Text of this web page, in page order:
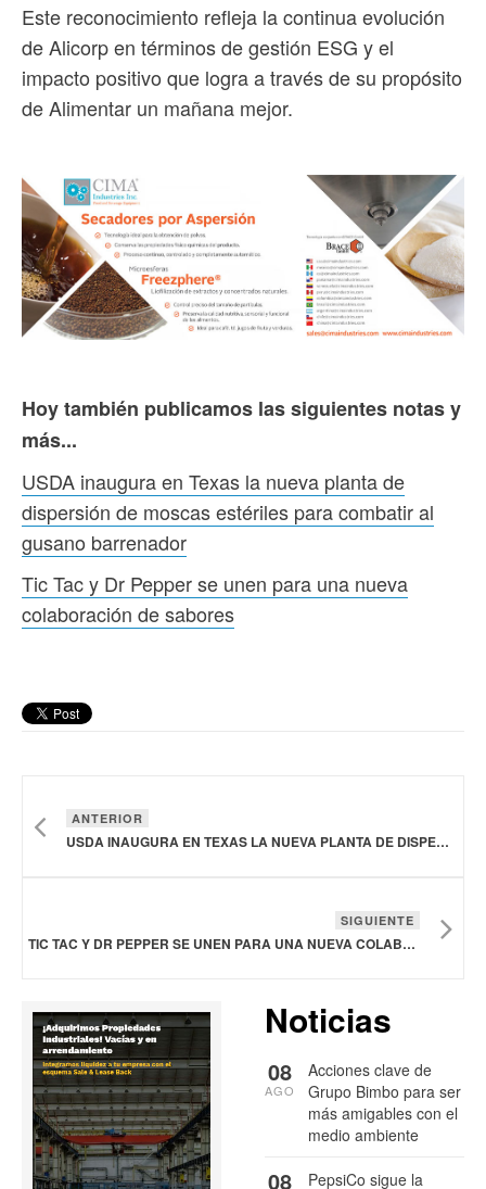
Este reconocimiento refleja la continua evolución
de Alicorp en términos de gestión ESG y el
impacto positivo que logra a través de su propósito
de Alimentar un mañana mejor.
Hoy también publicamos las siguientes notas y
más...
USDA inaugura en Texas la nueva planta de
dispersión de moscas estériles para combatir al
gusano barrenador
Tic Tac y Dr Pepper se unen para una nueva
colaboración de sabores
ANTERIOR
USDA INAUGURA EN TEXAS LA NUEVA PLANTA DE DISPERSIÓN DE MOSCAS ESTÉRILES PARA COMBATIR AL GUSANO BARRENADOR
SIGUIENTE
TIC TAC Y DR PEPPER SE UNEN PARA UNA NUEVA COLABORACIÓN DE SABORES
Noticias
Acciones clave de
Grupo Bimbo para ser
más amigables con el
medio ambiente
08
AGO
PepsiCo sigue la
08